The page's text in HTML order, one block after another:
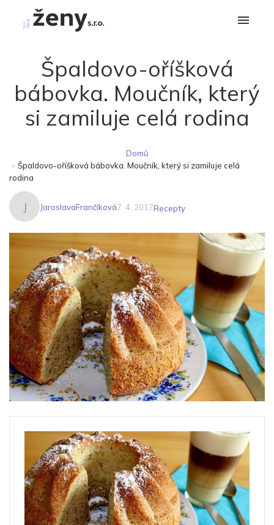
Špaldovo-oříšková
bábovka. Moučník, který
si zamiluje celá rodina
Domů
» Špaldovo-oříšková bábovka. Moučník, který si zamiluje celá
rodina
J JaroslavaFrančíková7. 4. 2017Recepty